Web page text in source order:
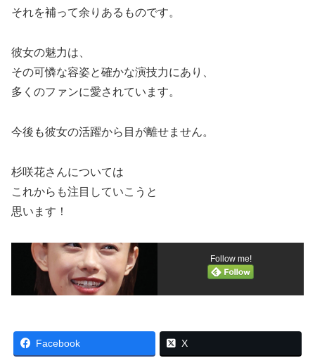
それを補って余りあるものです。
彼女の魅力は、
その可憐な容姿と確かな演技力にあり、
多くのファンに愛されています。
今後も彼女の活躍から目が離せません。
杉咲花さんについては
これからも注目していこうと
思います！
Follow me!
Facebook X